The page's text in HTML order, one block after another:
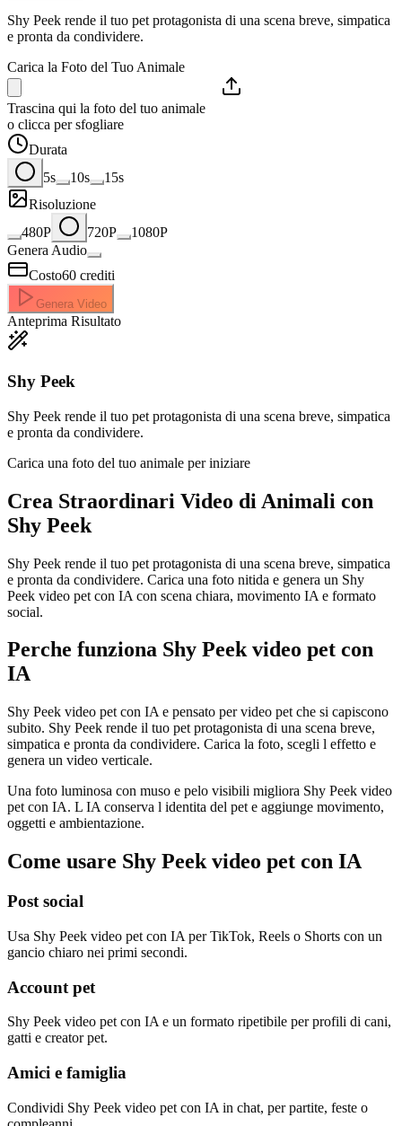
Shy Peek rende il tuo pet protagonista di una scena breve, simpatica
e pronta da condividere.
Carica la Foto del Tuo Animale
Trascina qui la foto del tuo animale
o clicca per sfogliare
Durata
5s
10s
15s
Risoluzione
480P
720P
1080P
Genera Audio
Costo60 crediti
Genera Video
Anteprima Risultato
Shy Peek
Shy Peek rende il tuo pet protagonista di una scena breve, simpatica
e pronta da condividere.
Carica una foto del tuo animale per iniziare
Crea Straordinari Video di Animali con
Shy Peek
Shy Peek rende il tuo pet protagonista di una scena breve, simpatica
e pronta da condividere. Carica una foto nitida e genera un Shy
Peek video pet con IA con scena chiara, movimento IA e formato
social.
Perche funziona Shy Peek video pet con
IA
Shy Peek video pet con IA e pensato per video pet che si capiscono
subito. Shy Peek rende il tuo pet protagonista di una scena breve,
simpatica e pronta da condividere. Carica la foto, scegli l effetto e
genera un video verticale.
Una foto luminosa con muso e pelo visibili migliora Shy Peek video
pet con IA. L IA conserva l identita del pet e aggiunge movimento,
oggetti e ambientazione.
Come usare Shy Peek video pet con IA
Post social
Usa Shy Peek video pet con IA per TikTok, Reels o Shorts con un
gancio chiaro nei primi secondi.
Account pet
Shy Peek video pet con IA e un formato ripetibile per profili di cani,
gatti e creator pet.
Amici e famiglia
Condividi Shy Peek video pet con IA in chat, per partite, feste o